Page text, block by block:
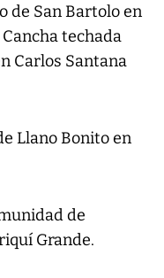
de San Bartolo en
techada
Carlos Santana
Llano Bonito en
de
Grande.